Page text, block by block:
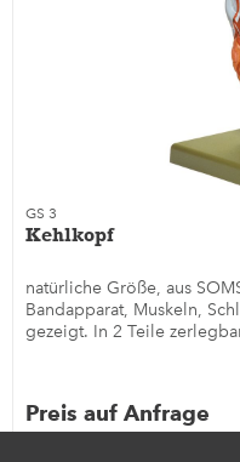
GS 3
Kehlkopf
natürliche Größe, aus
Bandapparat, Muskeln,
gezeigt. In 2 Teile
Preis auf Anfrage